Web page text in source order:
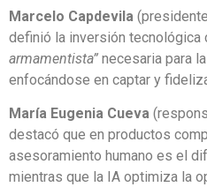
Marcelo Capdevila
definió la inversión tecnológica
armamentista” necesaria para
enfocándose en captar y
María Eugenia Cueva
destacó que en productos
asesoramiento humano es el
mientras que la IA optimiza la